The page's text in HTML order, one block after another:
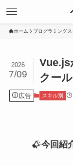
ホーム プログラミング
Vue.js
クー
2026
7/09
広告 スキル別
今回紹